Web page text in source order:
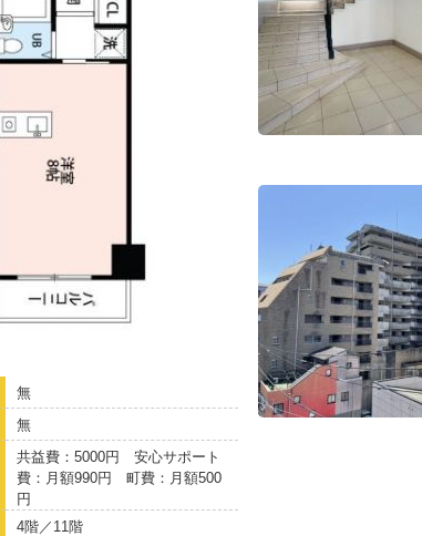
無
無
共益費：5000円 安心サポート
費：月額990円 町費：月額500
円
4階／11階